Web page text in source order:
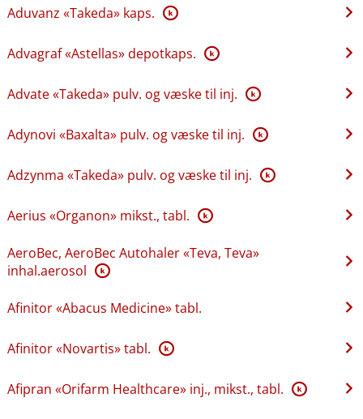
Aduvanz «Takeda» kaps. K
Advagraf «Astellas» depotkaps. K
Advate «Takeda» pulv. og væske til inj. K
Adynovi «Baxalta» pulv. og væske til inj. K
Adzynma «Takeda» pulv. og væske til inj. K
Aerius «Organon» mikst., tabl. K
AeroBec, AeroBec Autohaler «Teva, Teva»
inhal.aerosol K
Afinitor «Abacus Medicine» tabl.
Afinitor «Novartis» tabl. K
Afipran «Orifarm Healthcare» inj., mikst., tabl. K